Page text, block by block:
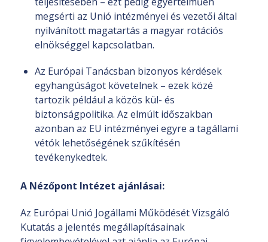
megsérti az Unió intézményei és vezetői által
nyilvánított magatartás a magyar rotációs
elnökséggel kapcsolatban.
Az Európai Tanácsban bizonyos kérdések
egyhangúságot követelnek – ezek közé
tartozik például a közös kül- és
biztonságpolitika. Az elmúlt időszakban
azonban az EU intézményei egyre a tagállami
vétók lehetőségének szűkítésén
tevékenykedtek.
A Nézőpont Intézet ajánlásai:
Az Európai Unió Jogállami Működését Vizsgáló
Kutatás a jelentés megállapításainak